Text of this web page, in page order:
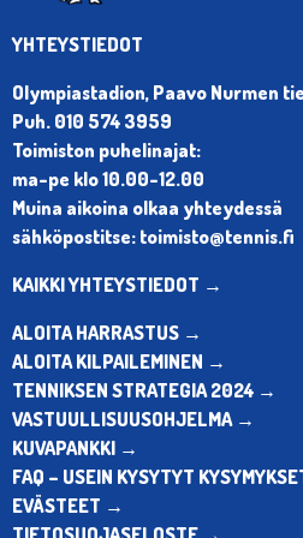
YHTEYSTIEDOT
Olympiastadion, Paavo Nurmen
Puh. 010 574 3959
Toimiston puhelinajat:
ma-pe klo 10.00-12.00
Muina aikoina olkaa yhteydessä
sähköpostitse: toimisto@tennis.fi
KAIKKI YHTEYSTIEDOT →
ALOITA HARRASTUS →
ALOITA KILPAILEMINEN →
TENNIKSEN STRATEGIA 2024 →
VASTUULLISUUSOHJELMA →
KUVAPANKKI →
FAQ – USEIN KYSYTYT
EVÄSTEET →